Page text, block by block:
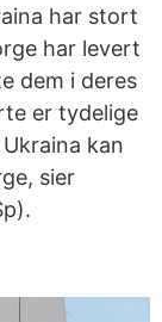
har stort
har levert
dem i deres
er tydelige
kan
sier